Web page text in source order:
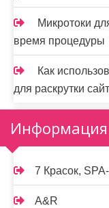
Микротоки
время процедуры
Как
для раскрутки
Информация
7 Красок,
A&R